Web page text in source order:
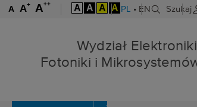
A A+ A++ A A A A PL • EN Szukaj
Fotoniki i
Wydział
Fotoniki i